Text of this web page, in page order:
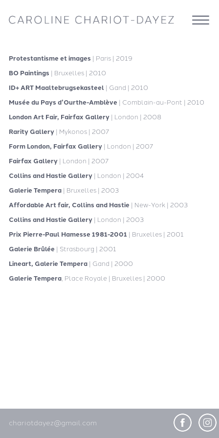
Protestantisme et images | Paris | 2019
BO Paintings | Bruxelles | 2010
ID+ ART Maaltebrugsekasteel| Gand | 2010
Musée du Pays d’Ourthe-Amblève | Comblain-au-Pont | 2010
London Art Fair, Fairfax Gallery| London | 2008
Rarity Gallery| Mykonos | 2007
Form London, Fairfax Gallery| London | 2007
Fairfax Gallery| London | 2007
Collins and Hastie Gallery| London | 2004
Galerie Tempera| Bruxelles | 2003
Affordable Art fair, Collins and Hastie | New-York | 2003
Collins and Hastie Gallery| London | 2003
Prix Pierre-Paul Hamesse 1981-2001| Bruxelles | 2001
Galerie Brûlée | Strasbourg | 2001
Lineart, Galerie Tempera| Gand | 2000
Galerie Tempera, Place Royale | Bruxelles | 2000
chariotdayez@gmail.com